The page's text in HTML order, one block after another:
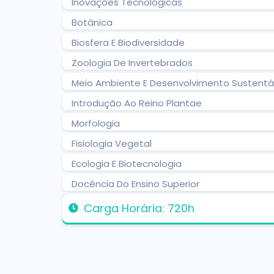
Botânica
Biosfera E Biodiversidade
Zoologia De Invertebrados
Meio Ambiente E Desenvolvimento
Introdução Ao Reino Plantae
Morfologia
Fisiologia Vegetal
Ecologia E Biotecnologia
Docência Do Ensino Superior
Carga Horária: 720h